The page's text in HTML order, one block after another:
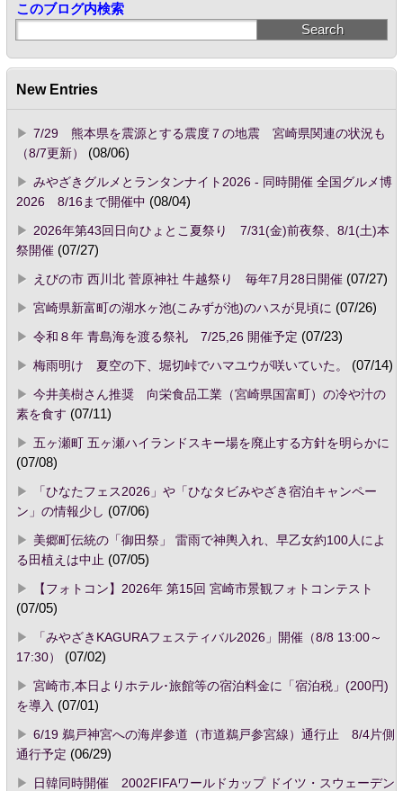
このブログ内検索
New Entries
7/29 熊本県を震源とする震度７の地震 宮崎県関連の状況も
（8/7更新）
(08/06)
みやざきグルメとランタンナイト2026 - 同時開催 全国グルメ博
2026 8/16まで開催中 (08/04)
2026年第43回日向ひょとこ夏祭り 7/31(金)前夜祭、8/1(土)本
祭開催(07/27)
えびの市 西川北 菅原神社 牛越祭り 毎年7月28日開催(07/27)
宮崎県新富町の湖水ヶ池(こみずが池)のハスが見頃に (07/26)
令和８年 青島海を渡る祭礼 7/25,26 開催予定 (07/23)
梅雨明け 夏空の下、堀切峠でハマユウが咲いていた。
(07/14)
今井美樹さん推奨 向栄食品工業（宮崎県国富町）の冷や汁の
素を食す (07/11)
五ヶ瀬町 五ヶ瀬ハイランドスキー場を廃止する方針を明らかに
(07/08)
「ひなたフェス2026」や「ひなタビみやざき宿泊キャンペー
ン」の情報少し (07/06)
美郷町伝統の「御田祭」 雷雨で神輿入れ、早乙女約100人によ
る田植えは中止 (07/05)
【フォトコン】2026年 第15回 宮崎市景観フォトコンテスト
(07/05)
「みやざきKAGURAフェスティバル2026」開催（8/8 13:00～
17:30）
(07/02)
宮崎市,本日よりホテル･旅館等の宿泊料金に「宿泊税」(200円)
を導入 (07/01)
6/19 鵜戸神宮への海岸参道（市道鵜戸参宮線）通行止 8/4片側
通行予定 (06/29)
日韓同時開催 2002FIFAワールドカップ ドイツ・スウェーデン